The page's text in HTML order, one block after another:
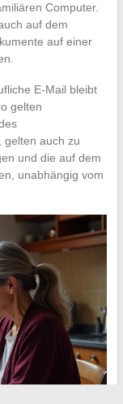
Computer.
auf dem
auf einer
E-Mail bleibt
gelten
gelten auch zu
und die auf dem
unabhängig vom